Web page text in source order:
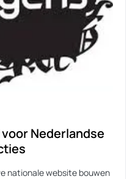
Nederlandse
nationale website bouwen